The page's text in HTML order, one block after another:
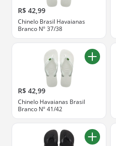
R$ 42,99
Chinelo Brasil Havaianas
Branco Nº 37/38
R$ 42,99
Chinelo Havaianas Brasil
Branco Nº 41/42